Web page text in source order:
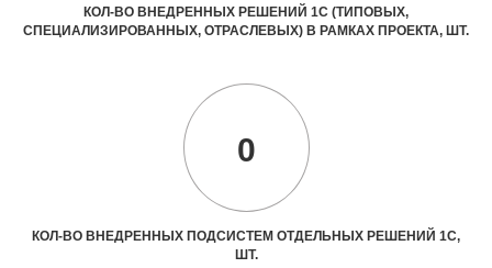
КОЛ-ВО ВНЕДРЕННЫХ РЕШЕНИЙ 1С (ТИПОВЫХ,
СПЕЦИАЛИЗИРОВАННЫХ, ОТРАСЛЕВЫХ) В РАМКАХ ПРОЕКТА, ШТ.
0
КОЛ-ВО ВНЕДРЕННЫХ ПОДСИСТЕМ ОТДЕЛЬНЫХ РЕШЕНИЙ 1С,
ШТ.